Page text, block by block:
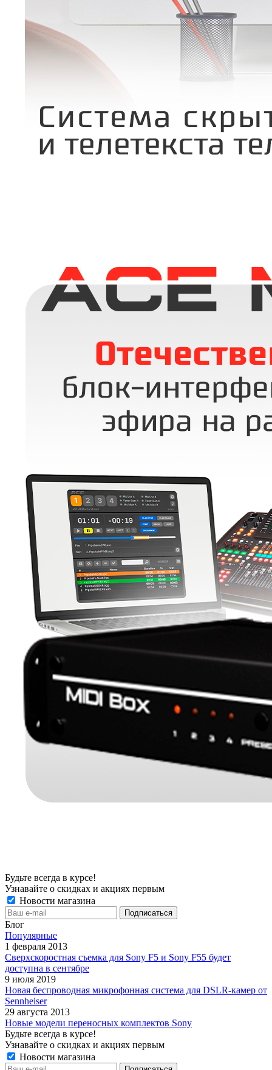
Будьте всегда в курсе!
Узнавайте о скидках и акциях первым
Новости магазина
Блог
Популярные
1 февраля 2013
Сверхскоростная съемка для Sony F5 и Sony F55 будет
доступна в сентябре
9 июля 2019
Новая беспроводная микрофонная система для DSLR-камер от
Sennheiser
29 августа 2013
Новые модели переносных комплектов Sony
Будьте всегда в курсе!
Узнавайте о скидках и акциях первым
Новости магазина